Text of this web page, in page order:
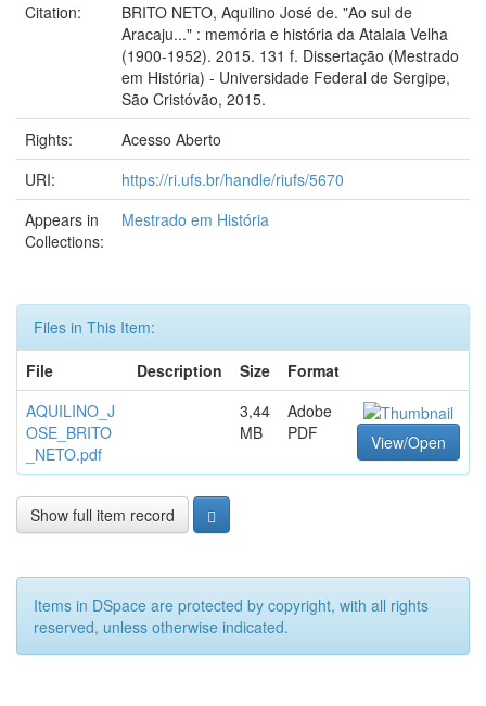
Citation:
BRITO NETO, Aquilino José de. "Ao sul de
Aracaju..." : memória e história da Atalaia Velha
(1900-1952). 2015. 131 f. Dissertação (Mestrado
em História) - Universidade Federal de Sergipe,
São Cristóvão, 2015.
Rights:
Acesso Aberto
URI:
https://ri.ufs.br/handle/riufs/5670
Appears in
Collections:
Mestrado em História
Files in This Item:
File
Description Size
Format
AQUILINO_J
OSE_BRITO
_NETO.pdf
3,44
MB
Adobe
PDF
View/Open
Show full item record
Items in DSpace are protected by copyright, with all rights
reserved, unless otherwise indicated.